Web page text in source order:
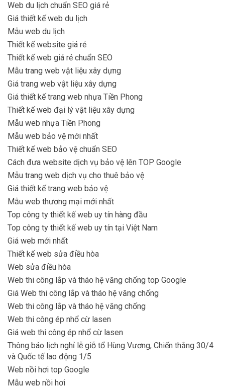
Web du lịch chuẩn SEO giá rẻ
Giá thiết kế web du lịch
Mẫu web du lịch
Thiết kế website giá rẻ
Thiết kế web giá rẻ chuẩn SEO
Mẫu trang web vật liệu xây dựng
Giá trang web vật liệu xây dựng
Giá thiết kế trang web nhựa Tiền Phong
Thiết kế web đại lý vật liệu xây dựng
Mẫu web nhựa Tiền Phong
Mẫu web bảo vệ mới nhất
Thiết kế web bảo vệ chuẩn SEO
Cách đưa website dịch vụ bảo vệ lên TOP Google
Mẫu trang web dịch vụ cho thuê bảo vệ
Giá thiết kế trang web bảo vệ
Mẫu web thương mại mới nhất
Top công ty thiết kế web uy tín hàng đầu
Top công ty thiết kế web uy tín tại Việt Nam
Giá web mới nhất
Thiết kế web sửa điều hòa
Web sửa điều hòa
Web thi công lắp và tháo hệ văng chống top Google
Giá Web thi công lắp và tháo hệ văng chống
Web thi công lắp và tháo hệ văng chống
Web thi công ép nhổ cừ lasen
Giá web thi công ép nhổ cừ lasen
Thông báo lịch nghỉ lễ giỗ tổ Hùng Vương, Chiến thắng 30/4
và Quốc tế lao động 1/5
Web nồi hơi top Google
Mẫu web nồi hơi